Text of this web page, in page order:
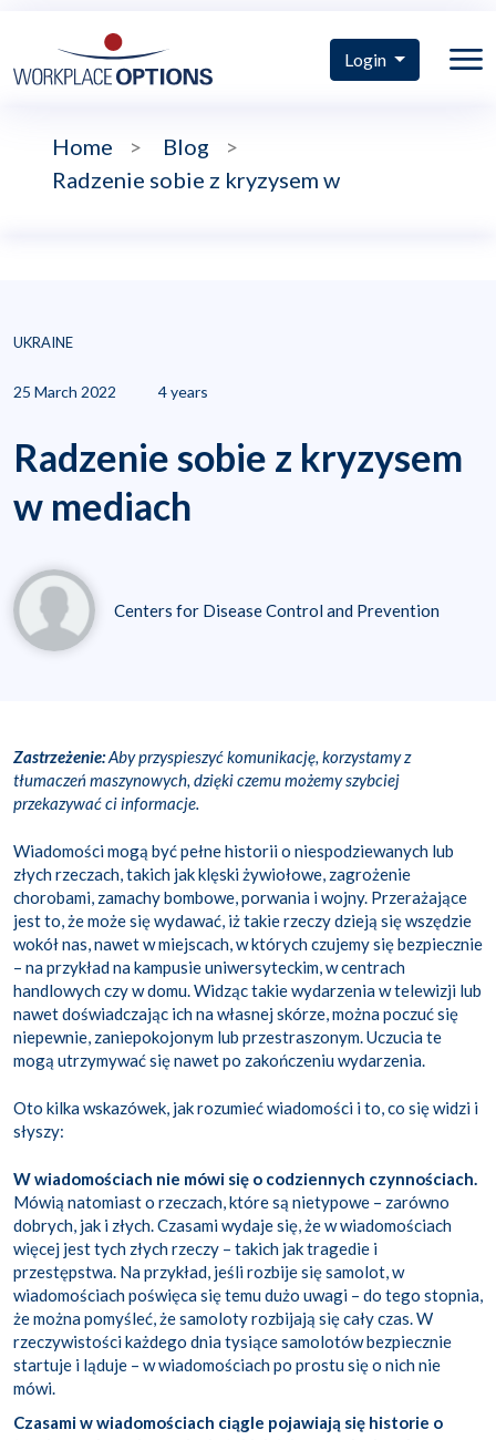
Login
Home > Blog
>
Radzenie sobie z kryzysem w
UKRAINE
25 March 2022 4 years
Radzenie sobie z kryzysem
w mediach
Centers for Disease Control and Prevention
Zastrzeżenie:Aby przyspieszyć komunikację, korzystamy z
tłumaczeń maszynowych, dzięki czemu możemy szybciej
przekazywać ci informacje.
Wiadomości mogą być pełne historii o niespodziewanych lub
złych rzeczach, takich jak klęski żywiołowe, zagrożenie
chorobami, zamachy bombowe, porwania i wojny. Przerażające
jest to, że może się wydawać, iż takie rzeczy dzieją się wszędzie
wokół nas, nawet w miejscach, w których czujemy się bezpiecznie
– na przykład na kampusie uniwersyteckim, w centrach
handlowych czy w domu. Widząc takie wydarzenia w telewizji lub
nawet doświadczając ich na własnej skórze, można poczuć się
niepewnie, zaniepokojonym lub przestraszonym. Uczucia te
mogą utrzymywać się nawet po zakończeniu wydarzenia.
Oto kilka wskazówek, jak rozumieć wiadomości i to, co się widzi i
słyszy:
W wiadomościach nie mówi się o codziennych czynnościach.
Mówią natomiast o rzeczach, które są nietypowe – zarówno
dobrych, jak i złych. Czasami wydaje się, że w wiadomościach
więcej jest tych złych rzeczy – takich jak tragedie i
przestępstwa. Na przykład, jeśli rozbije się samolot, w
wiadomościach poświęca się temu dużo uwagi – do tego stopnia,
że można pomyśleć, że samoloty rozbijają się cały czas. W
rzeczywistości każdego dnia tysiące samolotów bezpiecznie
startuje i ląduje – w wiadomościach po prostu się o nich nie
mówi.
Czasami w wiadomościach ciągle pojawiają się historie o